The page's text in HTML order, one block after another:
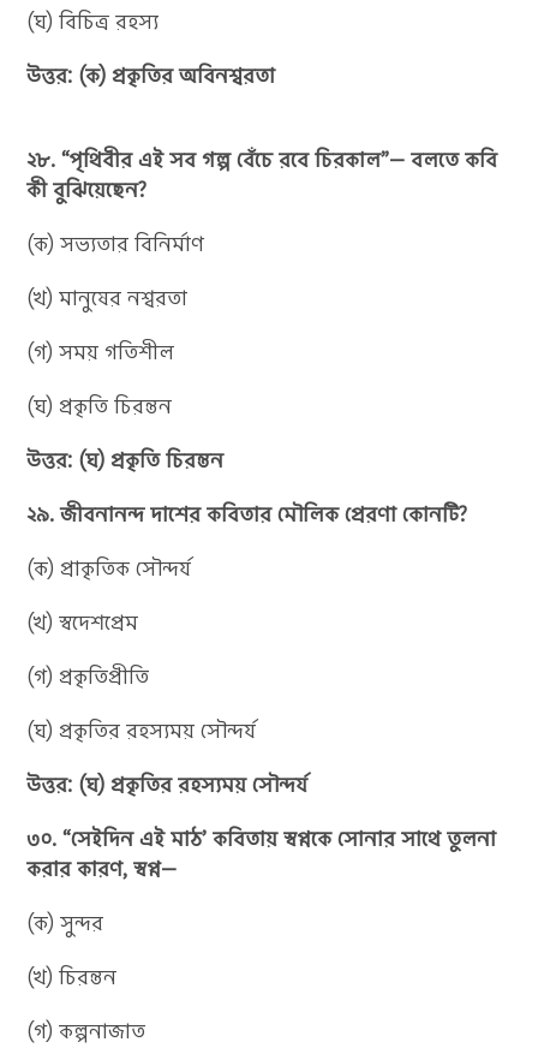
(ঘ) বিচিত্র রহস্য
উত্তর: (ক) প্রকৃতির অবিনশ্বরতা
২৮. “পৃথিবীর এই সব গল্প বেঁচে রবে চিরকাল”— বলতে কবি
কী বুঝিয়েছেন?
(ক) সভ্যতার বিনির্মাণ
(খ) মানুষের নশ্বরতা
(গ) সময় গতিশীল
(ঘ) প্রকৃতি চিরন্তন
উত্তর: (ঘ) প্রকৃতি চিরন্তন
২৯. জীবনানন্দ দাশের কবিতার মৌলিক প্রেরণা কোনটি?
(ক) প্রাকৃতিক সৌন্দর্য
(খ) স্বদেশপ্রেম
(গ) প্রকৃতিপ্রীতি
(ঘ) প্রকৃতির রহস্যময় সৌন্দর্য
উত্তর: (ঘ) প্রকৃতির রহস্যময় সৌন্দর্য
৩০. “সেইদিন এই মাঠ’ কবিতায় স্বপ্নকে সোনার সাথে তুলনা
করার কারণ, স্বপ্ন—
(ক) সুন্দর
(খ) চিরন্তন
(গ) কল্পনাজাত